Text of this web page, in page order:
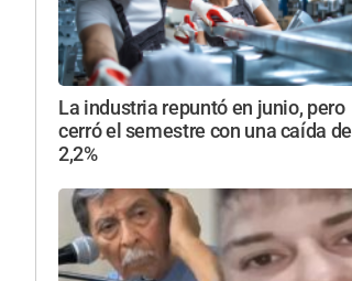
La industria repuntó en junio, pero
cerró el semestre con una caída de
2,2%